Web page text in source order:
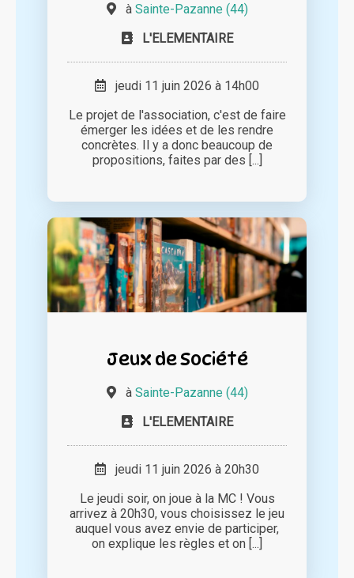
à Sainte-Pazanne (44)
L'ELEMENTAIRE
jeudi 11 juin 2026 à 14h00
Le projet de l'association, c'est de faire
émerger les idées et de les rendre
concrètes. Il y a donc beaucoup de
propositions, faites par des [...]
Jeux de Société
à Sainte-Pazanne (44)
L'ELEMENTAIRE
jeudi 11 juin 2026 à 20h30
Le jeudi soir, on joue à la MC ! Vous
arrivez à 20h30, vous choisissez le jeu
auquel vous avez envie de participer,
on explique les règles et on [...]